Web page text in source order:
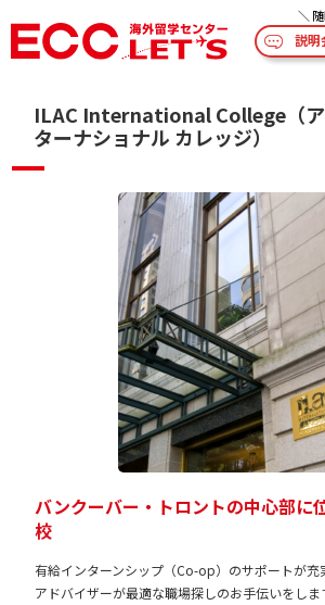
説明
ILAC International College（ア
ターナショナル カレッジ）
バンクーバー・トロントの中心部に
校
有給インターンシップ（Co-op）のサポートが充
アドバイザーが最適な職場探しのお手伝いをしま